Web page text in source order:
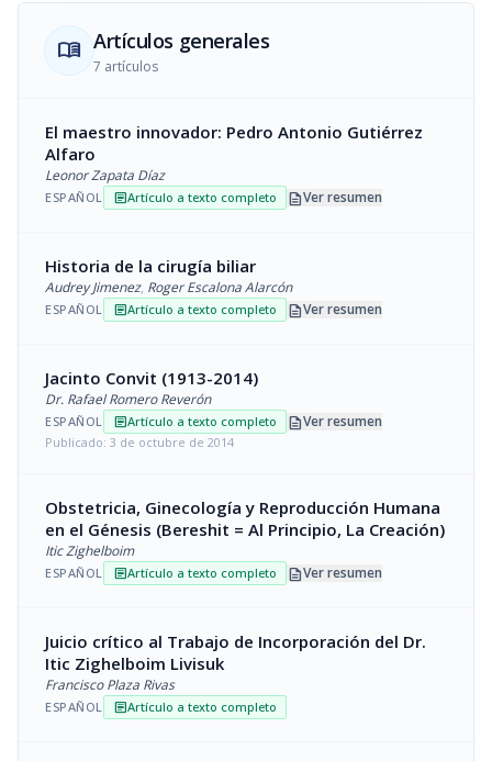
menu_book Artículos generales
7 artículos
El maestro innovador: Pedro Antonio Gutiérrez
Alfaro
Leonor Zapata Díaz
ESPAÑOL articleArtículo a texto completo descriptionVer resumen
Historia de la cirugía biliar
Audrey Jimenez, Roger Escalona Alarcón
ESPAÑOL articleArtículo a texto completo descriptionVer resumen
Jacinto Convit (1913-2014)
Dr. Rafael Romero Reverón
ESPAÑOL articleArtículo a texto completo descriptionVer resumen
Publicado: 3 de octubre de 2014
Obstetricia, Ginecología y Reproducción Humana
en el Génesis (Bereshit = Al Principio, La Creación)
Itic Zighelboim
ESPAÑOL articleArtículo a texto completo descriptionVer resumen
Juicio crítico al Trabajo de Incorporación del Dr.
Itic Zighelboim Livisuk
Francisco Plaza Rivas
ESPAÑOL articleArtículo a texto completo